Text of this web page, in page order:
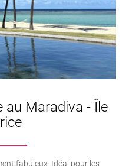
au Maradiva - Île
fabuleux. Idéal pour les